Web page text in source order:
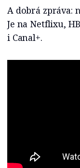
A dobrá zpráva:
Je na Netflixu,
i Canal+.